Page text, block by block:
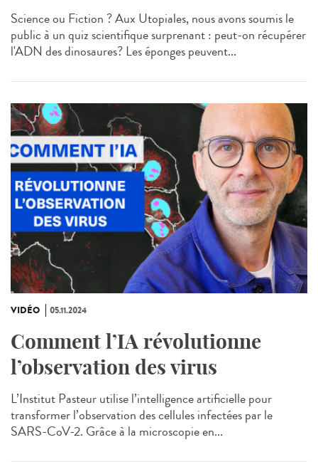
Science ou Fiction ? Aux Utopiales, nous avons soumis le
public à un quiz scientifique surprenant : peut-on récupérer
l'ADN des dinosaures? Les éponges peuvent...
VIDÉO 05.11.2024
Comment l’IA révolutionne
l’observation des virus
L’Institut Pasteur utilise l’intelligence artificielle pour
transformer l’observation des cellules infectées par le
SARS-CoV-2. Grâce à la microscopie en...